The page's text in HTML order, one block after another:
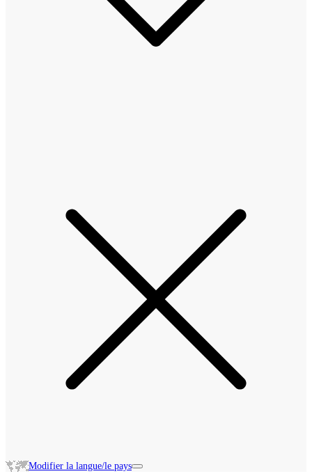
Modifier la langue/le pays